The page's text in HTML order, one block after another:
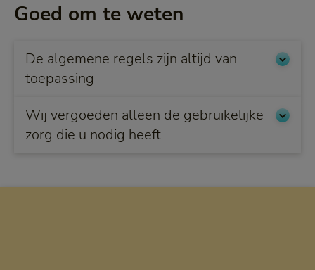
Goed om te weten
De algemene regels zijn altijd van
toepassing
Wij vergoeden alleen de gebruikelijke
zorg die u nodig heeft